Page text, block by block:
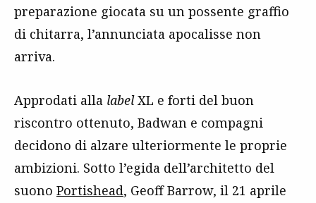
preparazione giocata su un possente graffio
di chitarra, l’annunciata apocalisse non
arriva.
Approdati alla labelXL e forti del buon
riscontro ottenuto, Badwan e compagni
decidono di alzare ulteriormente le proprie
ambizioni. Sotto l’egida dell’architetto del
suono Portishead, Geoff Barrow, il 21 aprile